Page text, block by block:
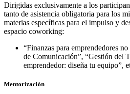
Dirigidas exclusivamente a los
tanto de asistencia obligatoria para los
materias específicas para el impulso y
espacio coworking:
“Finanzas para emprendedores
de Comunicación”, “Gestión del
emprendedor: diseña tu equipo”,
Mentorización